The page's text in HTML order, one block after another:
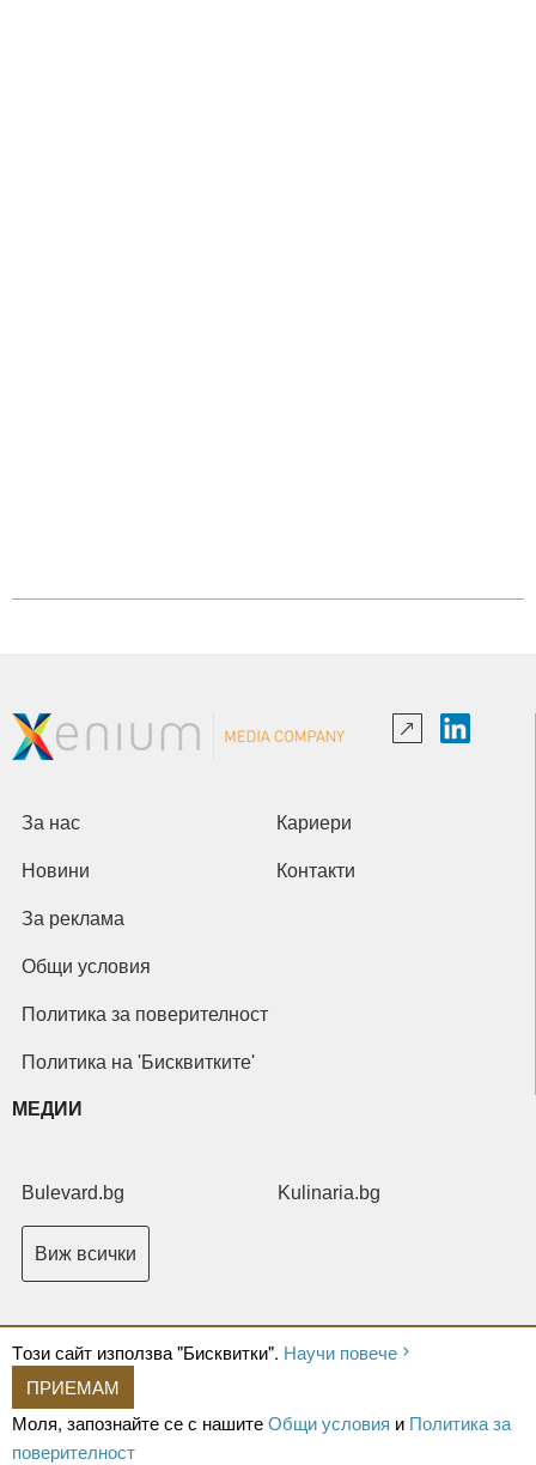
Tози сайт използва "Бисквитки". Научи повече
ПРИЕМАМ
Моля, запознайте се с нашитеОбщи условия и Политика за
поверителност
За нас Кариери
Новини Контакти
За реклама
Общи условия
Политика за поверителност
Политика на 'Бисквитките'
МЕДИИ
Bulevard.bg Kulinaria.bg
Виж всички
Copyright © 2026 Ксениум ООД. Всички права запазени.
XeniumCompany.com